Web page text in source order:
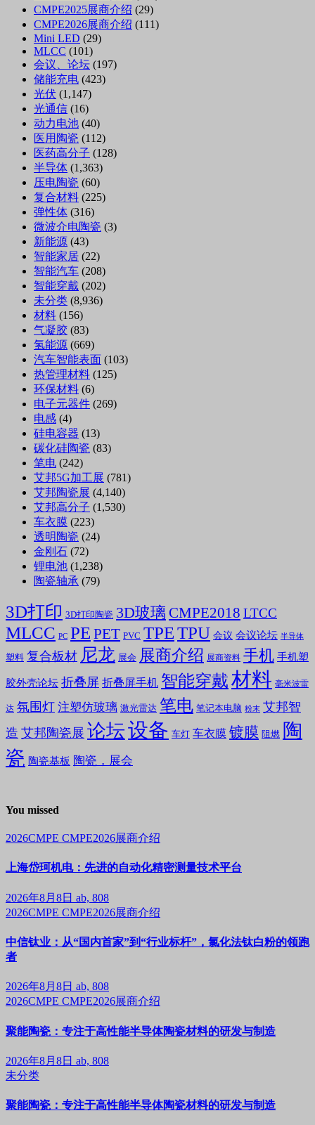
CMPE2025展商介绍 (29)
CMPE2026展商介绍 (111)
Mini LED (29)
MLCC (101)
会议、论坛 (197)
储能充电 (423)
光伏 (1,147)
光通信 (16)
动力电池 (40)
医用陶瓷 (112)
医药高分子 (128)
半导体 (1,363)
压电陶瓷 (60)
复合材料 (225)
弹性体 (316)
微波介电陶瓷 (3)
新能源 (43)
智能家居 (22)
智能汽车 (208)
智能穿戴 (202)
未分类 (8,936)
材料 (156)
气凝胶 (83)
氢能源 (669)
汽车智能表面 (103)
热管理材料 (125)
环保材料 (6)
电子元器件 (269)
电感 (4)
硅电容器 (13)
碳化硅陶瓷 (83)
笔电 (242)
艾邦5G加工展 (781)
艾邦陶瓷展 (4,140)
艾邦高分子 (1,530)
车衣膜 (223)
透明陶瓷 (24)
金刚石 (72)
锂电池 (1,238)
陶瓷轴承 (79)
3D打印 3D打印陶瓷 3D玻璃 CMPE2018 LTCC
MLCC PC PE PET PVC TPETPU 会议 会议论坛 半导体
塑料 复合板材 尼龙 展会 展商介绍 展商资料 手机 手机塑
胶外壳论坛 折叠屏 折叠屏手机 智能穿戴材料 毫米波雷
达 氛围灯 注塑仿玻璃 激光雷达 笔电 笔记本电脑 粉末 艾邦智
造 艾邦陶瓷展 论坛设备 车灯 车衣膜 镀膜 阻燃 陶
瓷 陶瓷基板 陶瓷，展会
You missed
2026CMPE CMPE2026展商介绍
上海岱珂机电：先进的自动化精密测量技术平台
2026年8月8日 ab, 808
2026CMPE CMPE2026展商介绍
中信钛业：从“国内首家”到“行业标杆”，氯化法钛白粉的领跑
者
2026年8月8日 ab, 808
2026CMPE CMPE2026展商介绍
聚能陶瓷：专注于高性能半导体陶瓷材料的研发与制造
2026年8月8日 ab, 808
未分类
聚能陶瓷：专注于高性能半导体陶瓷材料的研发与制造